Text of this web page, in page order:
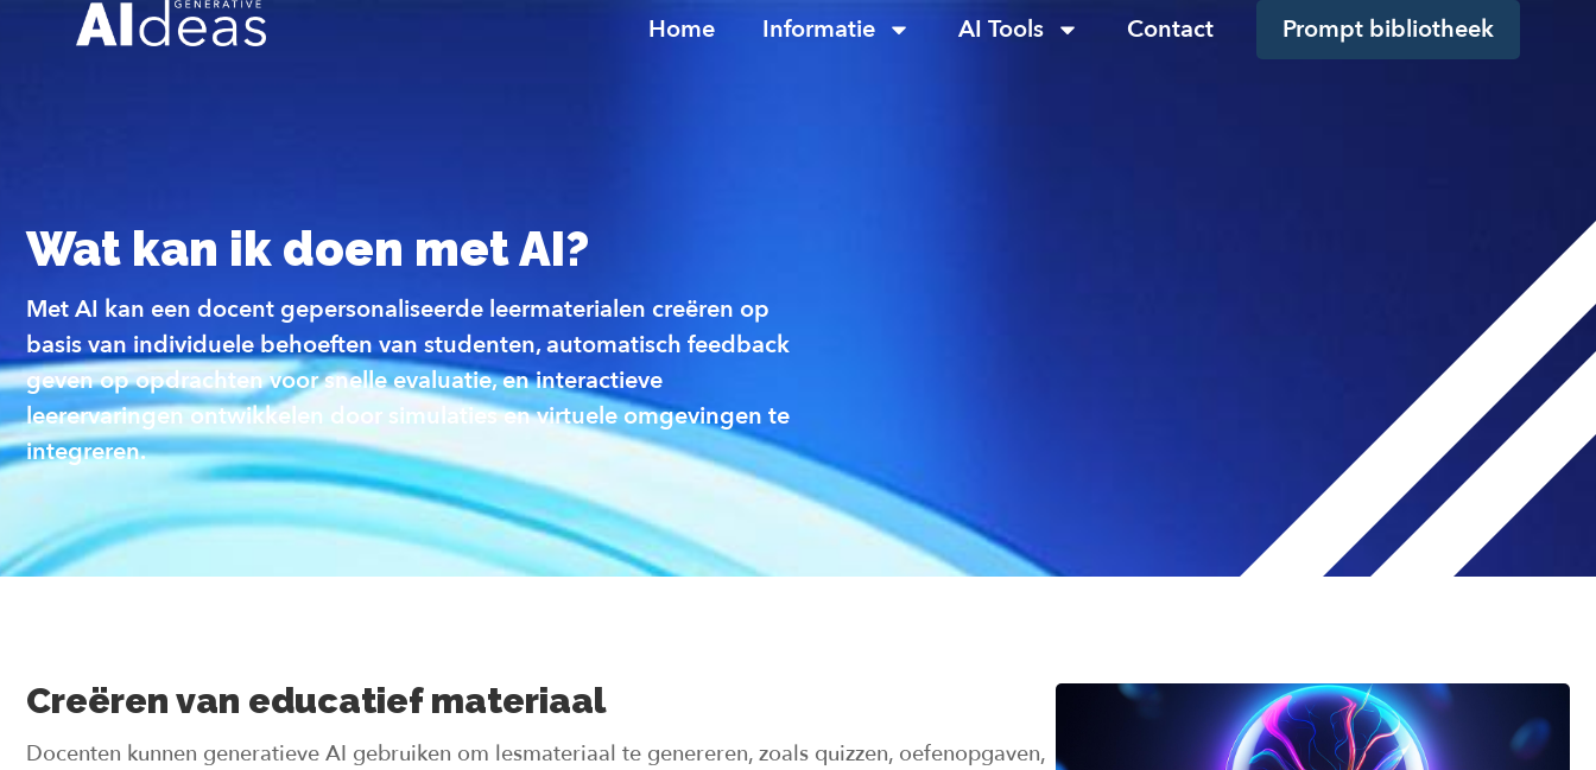
Home Informatie AI Tools Contact Prompt bibliotheek
Wat kan ik doen met AI?
Met AI kan een docent gepersonaliseerde leermaterialen creëren op
basis van individuele behoeften van studenten, automatisch feedback
geven op opdrachten voor snelle evaluatie, en interactieve
leerervaringen ontwikkelen door simulaties en virtuele omgevingen te
integreren.
Creëren van educatief materiaal
Docenten kunnen generatieve AI gebruiken om lesmateriaal te genereren, zoals quizzen, oefenopgaven,